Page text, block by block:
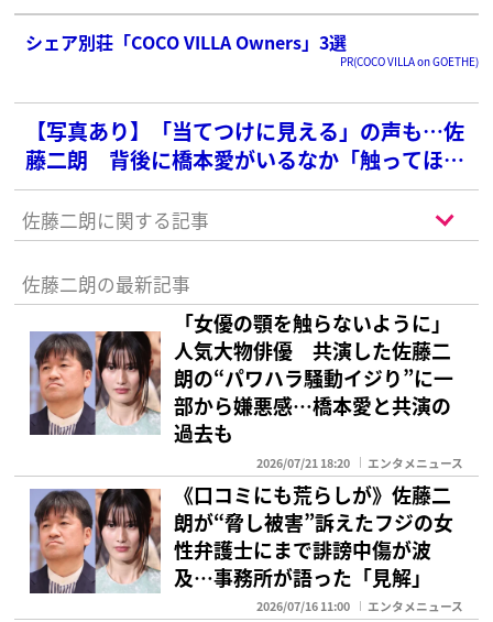
シェア別荘「COCO VILLA Owners」3選
PR(COCO VILLA on GOETHE)
【写真あり】「当てつけに見える」の声も…佐
藤二朗 背後に橋本愛がいるなか「触ってほし
い」と共演俳優に呼びかけ…賛否呼ぶハラスメ
ント騒動後の“現場動画”
佐藤二朗に関する記事
佐藤二朗の最新記事
「女優の顎を触らないように」
人気大物俳優 共演した佐藤二
朗の“パワハラ騒動イジり”に一
部から嫌悪感…橋本愛と共演の
過去も
2026/07/21 18:20 エンタメニュース
《口コミにも荒らしが》佐藤二
朗が“脅し被害”訴えたフジの女
性弁護士にまで誹謗中傷が波
及…事務所が語った「見解」
2026/07/16 11:00 エンタメニュース